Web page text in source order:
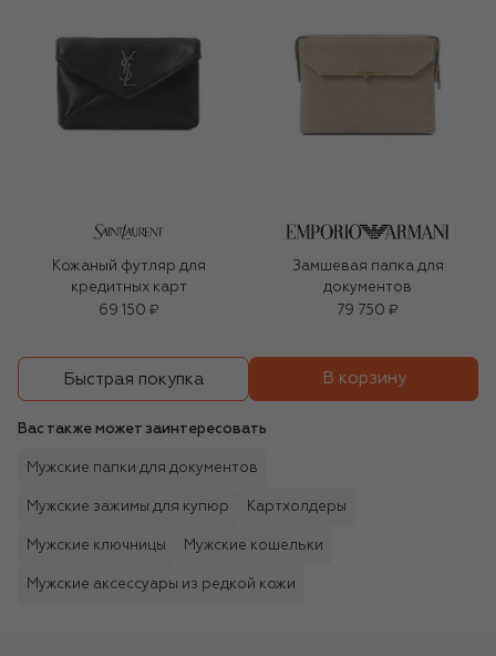
Кожаный футляр для
кредитных карт
69 150 ₽
Замшевая папка для
документов
79 750 ₽
Быстрая покупка В корзину
Вас также может заинтересовать
Мужские папки для документов
Мужские зажимы для купюр Картхолдеры
Мужские ключницы Мужские кошельки
Мужские аксессуары из редкой кожи